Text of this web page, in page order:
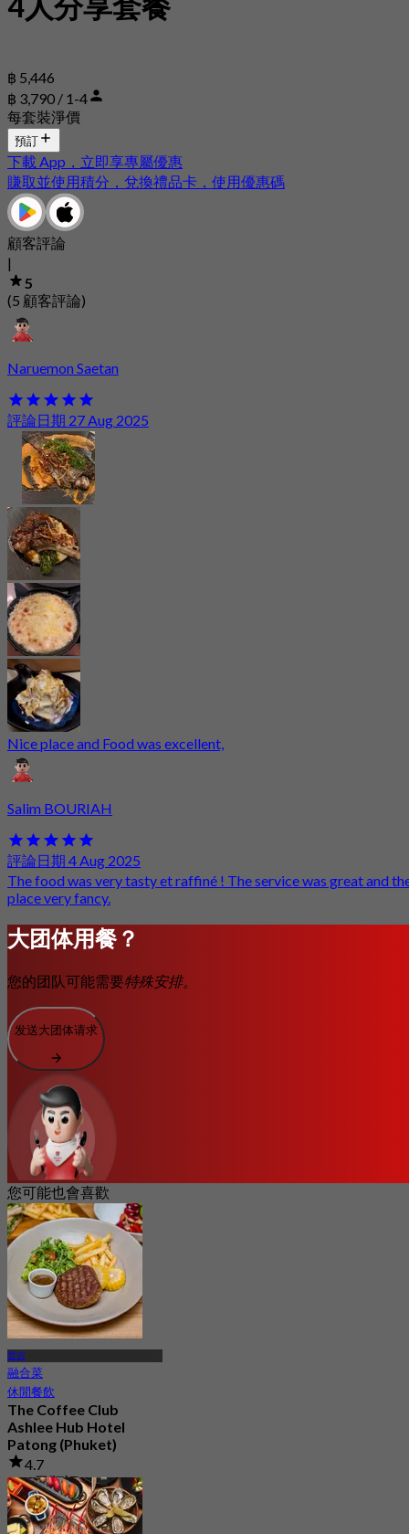
฿ 5,446
฿ 3,790 / 1-4
每套裝淨價
預訂
下載 App，立即享專屬優惠
賺取並使用積分，兌換禮品卡，使用優惠碼
顧客評論
|
5
(5 顧客評論)
Naruemon Saetan
評論日期 27 Aug 2025
Nice place and Food was excellent,
Salim BOURIAH
評論日期 4 Aug 2025
The food was very tasty et raffiné ! The service was great and
place very fancy.
大团体用餐？
您的团队可能需要特殊安排。
发送大团体请求
您可能也會喜歡
普吉
融合菜
休閒餐飲
The Coffee Club
Ashlee Hub Hotel
Patong (Phuket)
4.7
126 已預訂
起฿ 422.5